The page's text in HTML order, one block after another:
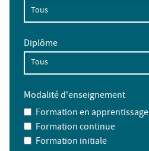
Diplôme
Modalité d'enseignement
Formation en apprentissage
Formation continue
Formation initiale